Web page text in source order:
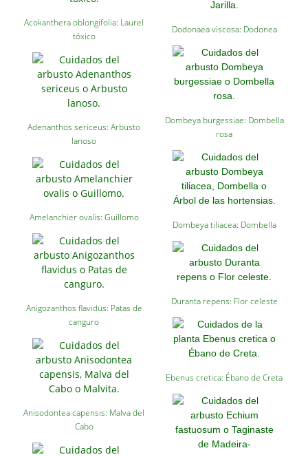
Acokanthera oblongifolia: Laurel
tóxico
Adenanthos sericeus: Arbusto
lanoso
Amelanchier ovalis: Guillomo
Anigozanthos flavidus: Patas de
canguro
Anisodontea capensis: Malva del
Cabo
Dodonaea viscosa: Dodonea
Dombeya burgessiae: Dombella
rosa
Dombeya tiliacea: Dombella
Duranta repens: Flor celeste
Ebenus cretica: Ébano de Creta